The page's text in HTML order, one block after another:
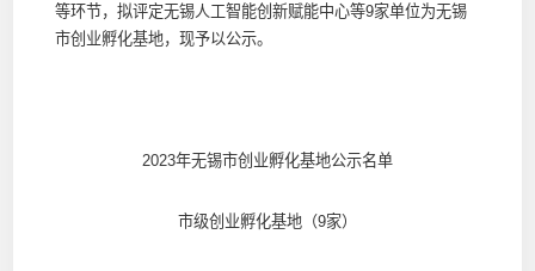
等环节，拟评定无锡人工智能创新赋能中心等9家单位为无锡
市创业孵化基地，现予以公示。
2023年无锡市创业孵化基地公示名单
市级创业孵化基地（9家）